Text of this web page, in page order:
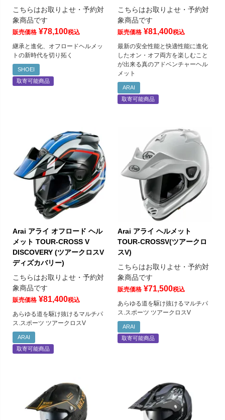
こちらはお取りよせ・予約対
象商品です
販売価格 ¥78,100税込
継承と進化、オフロードヘルメッ
トの新時代を切り拓く
SHOEI
取寄可能商品
こちらはお取りよせ・予約対
象商品です
販売価格 ¥81,400税込
最新の安全性能と快適性能に進化
したオン・オフ両方を楽しむこと
が出来る真のアドベンチャーヘル
メット
ARAI
取寄可能商品
Arai アライ オフロード ヘル
メット TOUR-CROSS V
DISCOVERY (ツアークロスV
ディズカバリー)
こちらはお取りよせ・予約対
象商品です
販売価格 ¥81,400税込
あらゆる道を駆け抜けるマルチパ
ス.スポーツ ツアークロスV
ARAI
取寄可能商品
Arai アライ ヘルメット
TOUR-CROSSV(ツアークロ
スV)
こちらはお取りよせ・予約対
象商品です
販売価格 ¥71,500税込
あらゆる道を駆け抜けるマルチパ
ス.スポーツ ツアークロスV
ARAI
取寄可能商品